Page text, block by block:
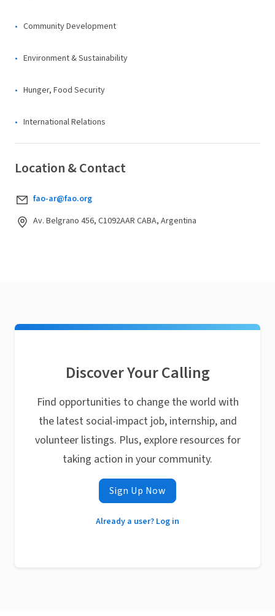
Community Development
Environment & Sustainability
Hunger, Food Security
International Relations
Location & Contact
fao-ar@fao.org
Av. Belgrano 456, C1092AAR CABA, Argentina
Discover Your Calling
Find opportunities to change the world with
the latest social-impact job, internship, and
volunteer listings. Plus, explore resources for
taking action in your community.
Sign Up Now
Already a user? Log in